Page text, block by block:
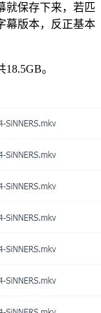
就保存下来，若匹
幕版本，反正基本
。